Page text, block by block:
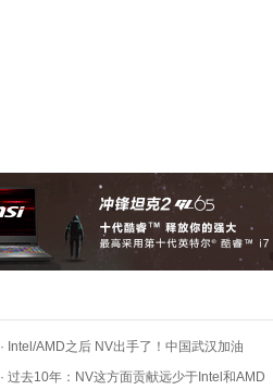
· Intel/AMD之后 NV出手了！中国武汉加油
· 过去10年：NV这方面贡献远少于Intel和AMD